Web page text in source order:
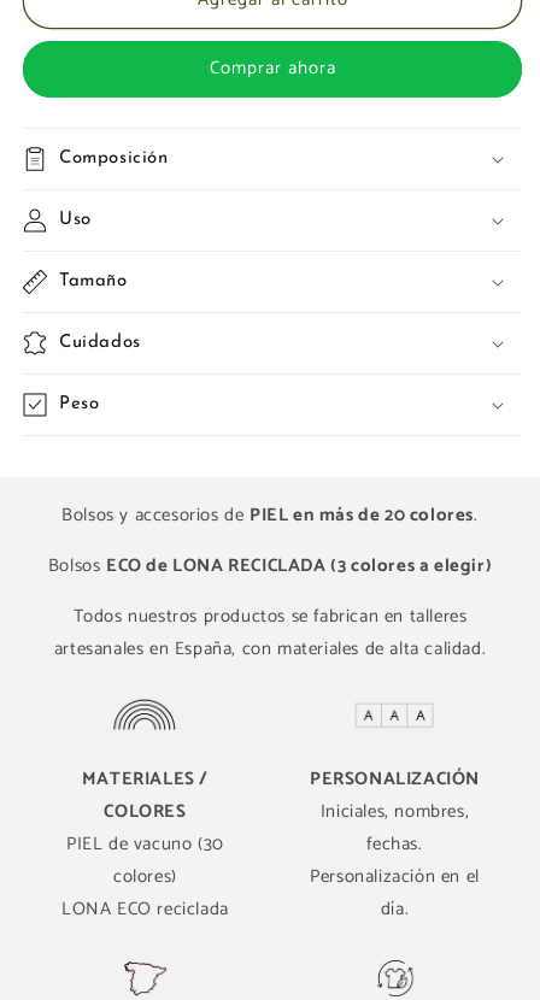
Comprar ahora
Composición
Uso
Tamaño
Cuidados
Peso
Bolsos y accesorios de PIEL en más de 20 colores.
Bolsos ECO de LONA RECICLADA (3 colores a elegir)
Todos nuestros productos se fabrican en talleres
artesanales en España, con materiales de alta calidad.
MATERIALES /
COLORES
PIEL de vacuno (30
colores)
LONA ECO reciclada
PERSONALIZACIÓN
Iniciales, nombres,
fechas.
Personalización en el
día.